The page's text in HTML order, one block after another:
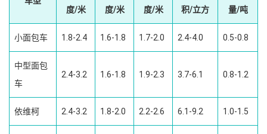
度/米
度/米
度/米
积/立方
量/吨
小面包车 1.8-2.4 1.6-1.8 1.7-2.0 2.4-4.0 0.5-0.8
中型面包
车
2.4-3.2 1.6-1.8 1.9-2.3 3.7-6.1 0.8-1.2
依维柯 2.4-3.2 1.8-2.0 2.2-2.6 6.1-9.2 1.0-1.5